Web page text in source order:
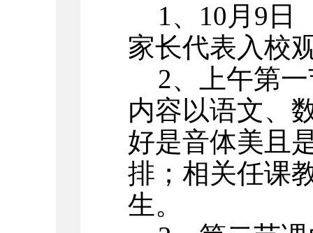
1、10月9日
家长代表入校
2、上午第
内容以语文、
好是音体美且
排 ；相关任课
生。